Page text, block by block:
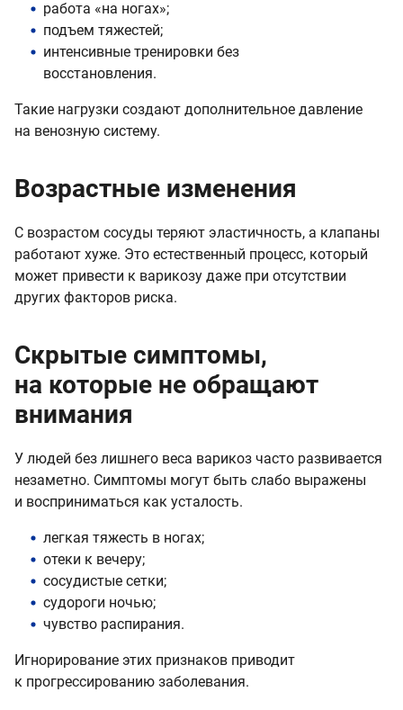
работа «на ногах»;
подъем тяжестей;
интенсивные тренировки без
восстановления.
Такие нагрузки создают дополнительное давление
на венозную систему.
Возрастные изменения
С возрастом сосуды теряют эластичность, а клапаны
работают хуже. Это естественный процесс, который
может привести к варикозу даже при отсутствии
других факторов риска.
Скрытые симптомы,
на которые не обращают
внимания
У людей без лишнего веса варикоз часто развивается
незаметно. Симптомы могут быть слабо выражены
и восприниматься как усталость.
легкая тяжесть в ногах;
отеки к вечеру;
сосудистые сетки;
судороги ночью;
чувство распирания.
Игнорирование этих признаков приводит
к прогрессированию заболевания.